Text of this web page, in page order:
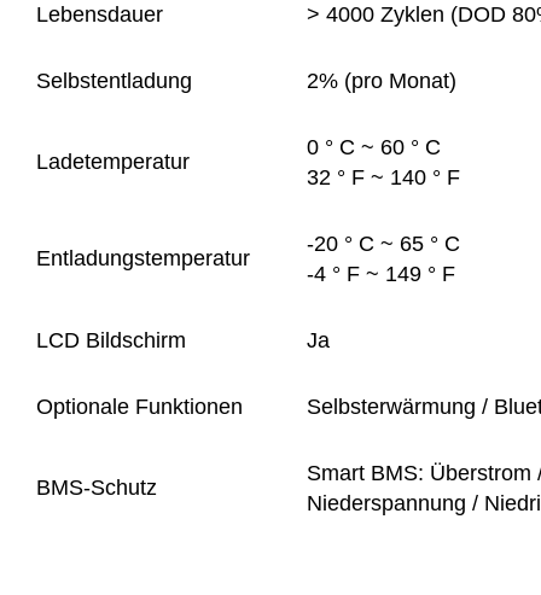
Lebensdauer > 4000 Zyklen (DOD
Selbstentladung 2% (pro Monat)
Ladetemperatur
0 ° C ~ 60 ° C
32 ° F ~ 140 ° F
Entladungstemperatur
-20 ° C ~ 65 ° C
-4 ° F ~ 149 ° F
LCD Bildschirm Ja
Optionale Funktionen Selbsterwärmung /
BMS-Schutz
Smart BMS:
Niederspannung /